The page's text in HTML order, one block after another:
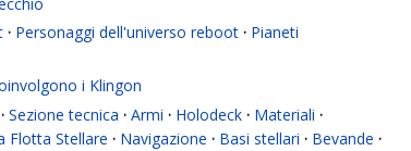
· Personaggi dell'universo reboot · Pianeti
i Klingon
· Sezione tecnica · Armi · Holodeck · Materiali ·
Flotta Stellare · Navigazione · Basi stellari · Bevande ·